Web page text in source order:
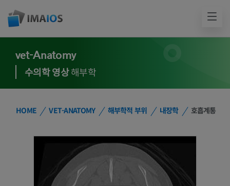
vet-Anatomy
수의학 영상해부학
HOME VET-ANATOMY 해부학적 부위 내장학 호흡계통